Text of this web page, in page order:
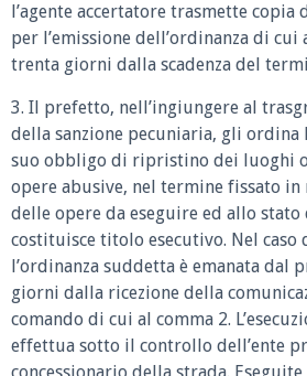
l’agente accertatore trasmette
per l’emissione dell’ordinanza di cui
trenta giorni dalla scadenza del
3. Il prefetto, nell’ingiungere al
della sanzione pecuniaria, gli ordina
suo obbligo di ripristino dei luoghi
opere abusive, nel termine fissato in
delle opere da eseguire ed allo stato
costituisce titolo esecutivo. Nel caso
l’ordinanza suddetta è emanata dal
giorni dalla ricezione della
comando di cui al comma 2.
effettua sotto il controllo dell’ente